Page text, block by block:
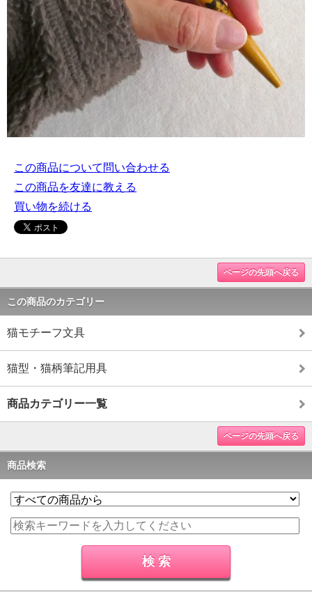
この商品について問い合わせる
この商品を友達に教える
買い物を続ける
ページの先頭へ戻る
この商品のカテゴリー
猫モチーフ文具
猫型・猫柄筆記用具
商品カテゴリー一覧
ページの先頭へ戻る
商品検索